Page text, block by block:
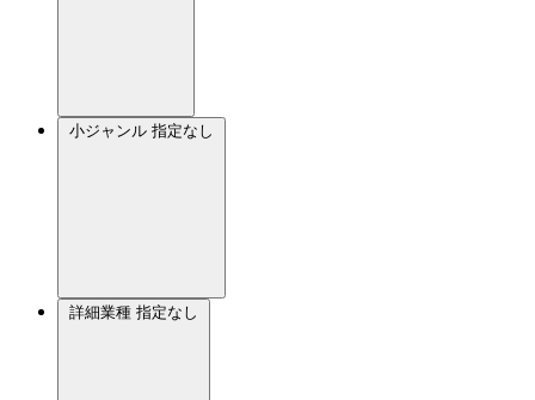
小ジャンル 指定なし
詳細業種 指定なし